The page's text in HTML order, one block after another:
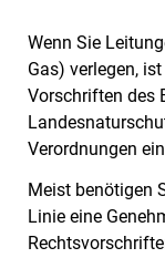
Wenn Sie
Gas) verlegen,
Vorschriften des
Verordnungen
Meist benötigen
Linie eine